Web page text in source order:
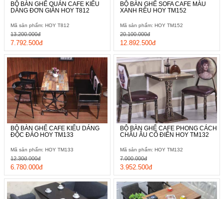
BỘ BÀN GHẾ QUÁN CAFE KIỂU
DÁNG ĐƠN GIẢN HOY T812
Mã sản phẩm: HOY T812
7.792.500đ
13.200.000đ
BỘ BÀN GHẾ SOFA CAFE MÀU
XANH RÊU HOY TM152
Mã sản phẩm: HOY TM152
12.892.500đ
20.100.000đ
BỘ BÀN GHẾ CAFE KIỂU DÁNG
ĐỘC ĐÁO HOY TM133
Mã sản phẩm: HOY TM133
6.780.000đ
12.300.000đ
BỘ BÀN GHẾ CAFE PHONG CÁCH
CHÂU ÂU CỔ ĐIỂN HOY TM132
Mã sản phẩm: HOY TM132
3.952.500đ
7.000.000đ